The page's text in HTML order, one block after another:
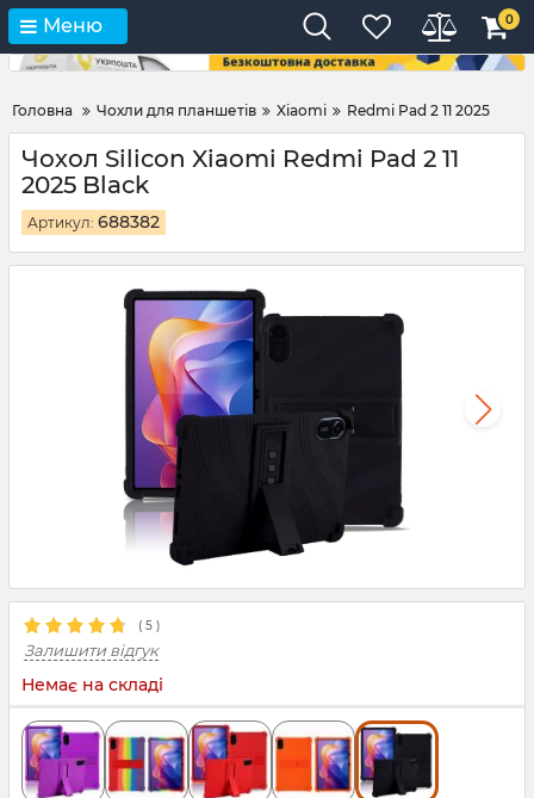
Меню 0
Головна Чохли для планшетів Xiaomi Redmi Pad 2 11 2025
Чохол Silicon Xiaomi Redmi Pad 2 11
2025 Black
Артикул: 688382
( 5 )
Залишити відгук
Немає на складі